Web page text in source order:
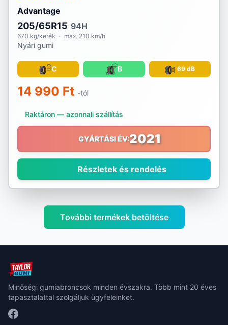
Advantage
205/65R15 94H
670 kg/kerék · max. 210 km/h
Nyári gumi
C B 69 dB
14 990 Ft -tól
Raktáron — azonnali szállítás
GYÁRTÁSI ÉV:2021
Részletek és rendelés
További termékek betöltése
Minőségi gumiabroncsok minden évszakra. Több mint 20 éves
tapasztalattal szolgáljuk ügyfeleinket.